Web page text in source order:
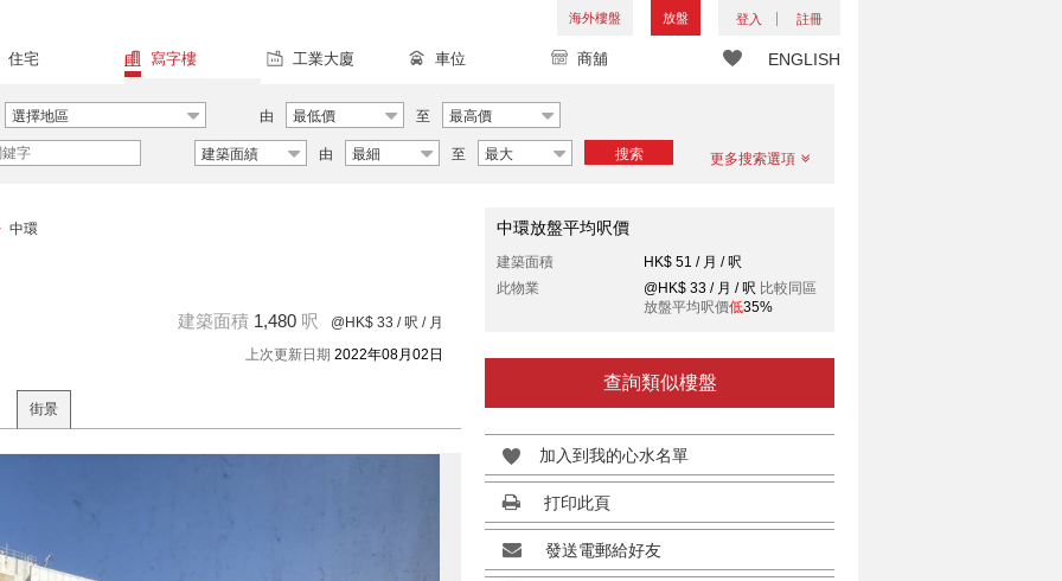
海外樓盤 放盤 登入 註冊
ENGLISH
住宅 寫字樓 工業大廈 車位 商舖
選擇地區 由 最低價 至 最高價
建築面績 由 最細 至 最大 搜索 更多搜索選項
中環
建築面積 1,480 呎 @HK$ 33 / 呎 / 月
上次更新日期 2022年08月02日
街景
中環放盤平均呎價
建築面積
HK$ 51 / 月 / 呎
此物業
@HK$ 33 / 月 / 呎 比較同區
放盤平均呎價低35%
查詢類似樓盤
加入到我的心水名單
打印此頁
發送電郵給好友